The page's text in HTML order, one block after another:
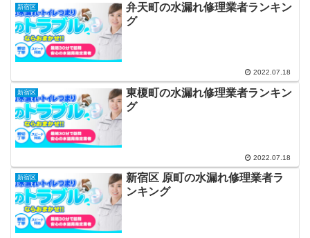
新宿区
弁天町の水漏れ修理業者ランキン
グ
2022.07.18
新宿区
東榎町の水漏れ修理業者ランキン
グ
2022.07.18
新宿区
新宿区 原町の水漏れ修理業者ラ
ンキング